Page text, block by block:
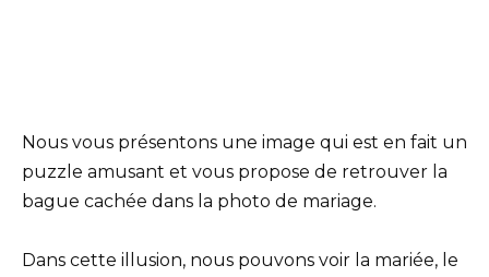
Nous vous présentons une image qui est en fait un
puzzle amusant et vous propose de retrouver la
bague cachée dans la photo de mariage.
Dans cette illusion, nous pouvons voir la mariée, le